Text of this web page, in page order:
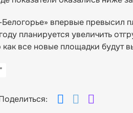
впервые превысил
планируется увеличить
как все новые площадки будут